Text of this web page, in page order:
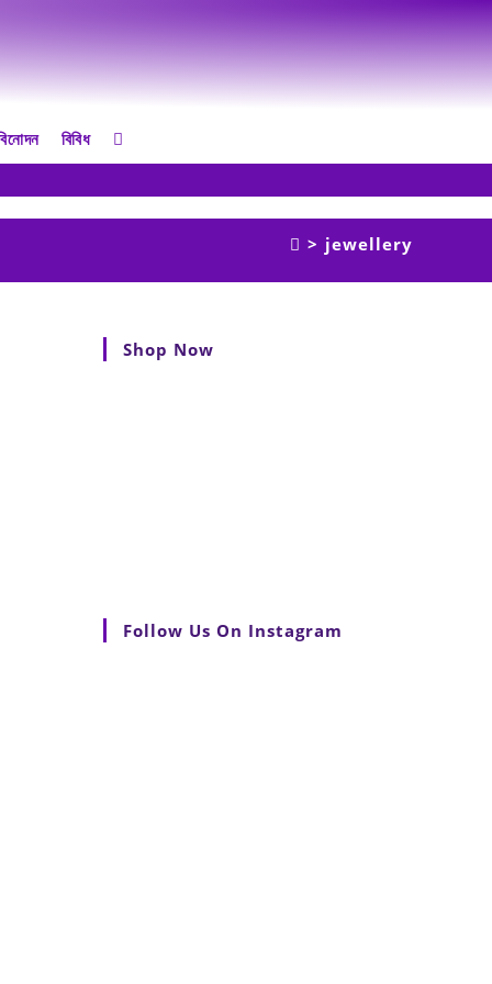
বিবিধ
> jewellery
Shop Now
Follow Us On Instagram